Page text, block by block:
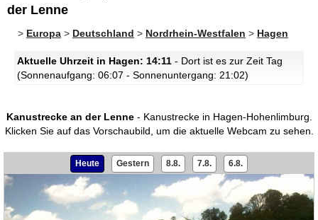
der Lenne
> Europa > Deutschland > Nordrhein-Westfalen > Hagen
Aktuelle Uhrzeit in Hagen: 14:11 - Dort ist es zur Zeit Tag
(Sonnenaufgang: 06:07 - Sonnenuntergang: 21:02)
Kanustrecke an der Lenne- Kanustrecke in Hagen-Hohenlimburg.
Klicken Sie auf das Vorschaubild, um die aktuelle Webcam zu sehen.
Heute Gestern 8.8. 7.8. 6.8.